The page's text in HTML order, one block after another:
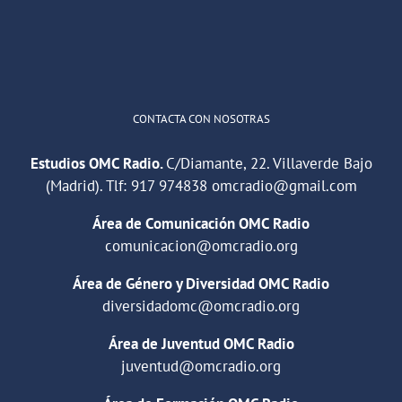
CONTACTA CON NOSOTRAS
Estudios OMC Radio.C/Diamante, 22. Villaverde Bajo
(Madrid). Tlf: 917 974838 omcradio@gmail.com
Área de Comunicación OMC Radio
comunicacion@omcradio.org
Área de Género y Diversidad OMC Radio
diversidadomc@omcradio.org
Área de Juventud OMC Radio
juventud@omcradio.org